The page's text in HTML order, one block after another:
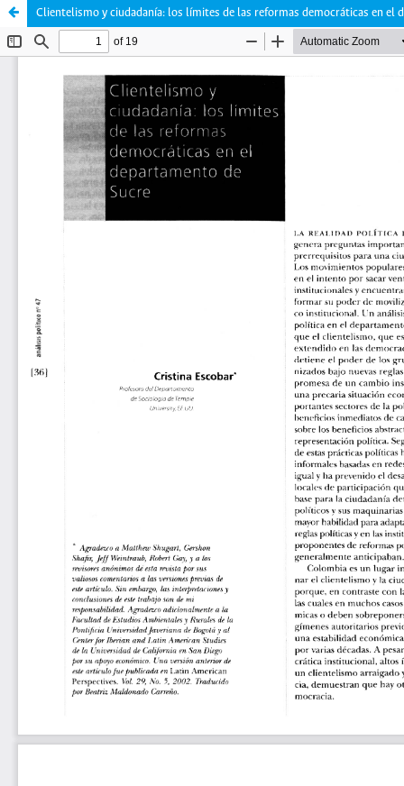
Clientelismo y ciudadanía: los límites de las reformas democráticas en el